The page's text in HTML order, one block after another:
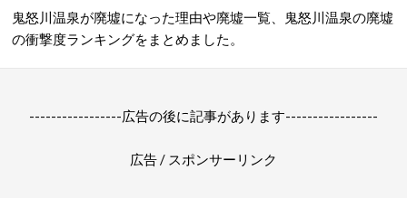
鬼怒川温泉が廃墟になった理由や廃墟一覧、鬼怒川温泉の廃墟
の衝撃度ランキングをまとめました。
-----------------広告の後に記事があります-----------------
広告 / スポンサーリンク